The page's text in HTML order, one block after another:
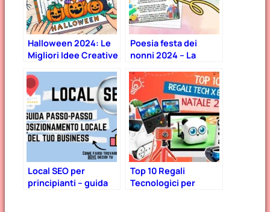
Halloween 2024: Le
Migliori Idee Creative
Spettrale e
Divertente!
Poesia festa dei
nonni 2024 – La
differenza
Local SEO per
principianti – guida
Top 10 Regali
Tecnologici per